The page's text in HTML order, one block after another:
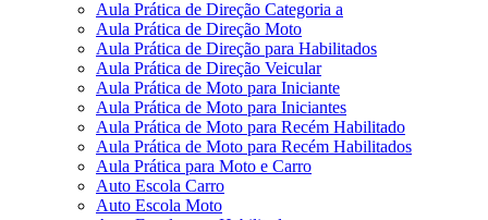
Aula Prática de Direção Categoria a
Aula Prática de Direção Moto
Aula Prática de Direção para Habilitados
Aula Prática de Direção Veicular
Aula Prática de Moto para Iniciante
Aula Prática de Moto para Iniciantes
Aula Prática de Moto para Recém Habilitado
Aula Prática de Moto para Recém Habilitados
Aula Prática para Moto e Carro
Auto Escola Carro
Auto Escola Moto